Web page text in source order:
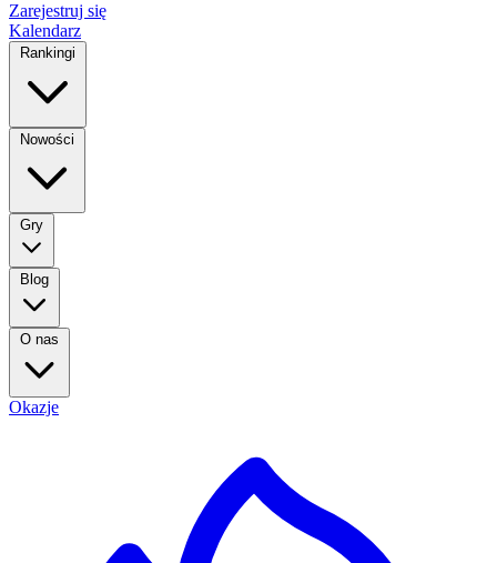
Zarejestruj się
Kalendarz
Rankingi
Nowości
Gry
Blog
O nas
Okazje